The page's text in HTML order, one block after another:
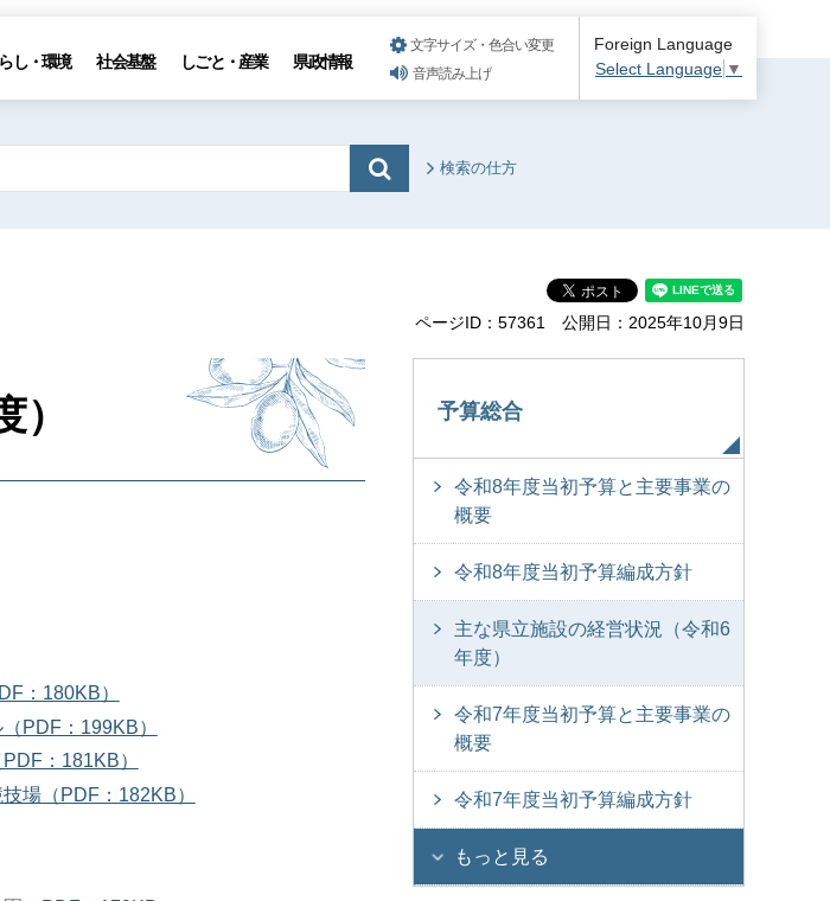
し・環境 社会基盤 しごと・産業 県政情報
文字サイズ・色合い変更
音声読み上げ
Foreign Language
Select Language ▼
検索の仕方
ページID：57361 公開日：2025年10月9日
：180KB）
PDF：199KB）
：181KB）
場（PDF：182KB）
予算総合
令和8年度当初予算と主要事業の
概要
令和8年度当初予算編成方針
主な県立施設の経営状況（令和6
年度）
令和7年度当初予算と主要事業の
概要
令和7年度当初予算編成方針
もっと見る